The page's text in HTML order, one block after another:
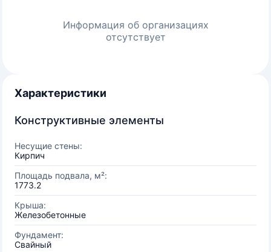
Информация об организациях
отсутствует
Характеристики
Конструктивные элементы
Несущие стены:
Кирпич
Площадь подвала, м²:
1773.2
Крыша:
Железобетонные
Фундамент:
Свайный